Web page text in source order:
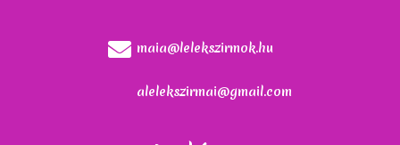
maia@lelekszirmok.hu
alelekszirmai@gmail.com